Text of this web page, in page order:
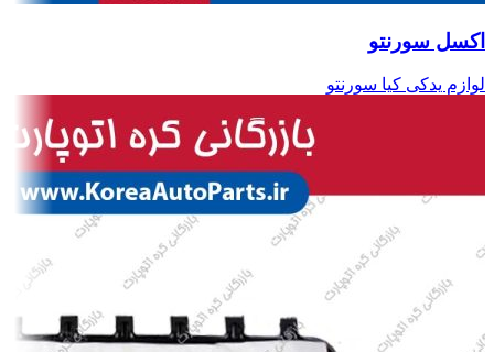
اکسل سورنتو
لوازم یدکی کیا سورنتو